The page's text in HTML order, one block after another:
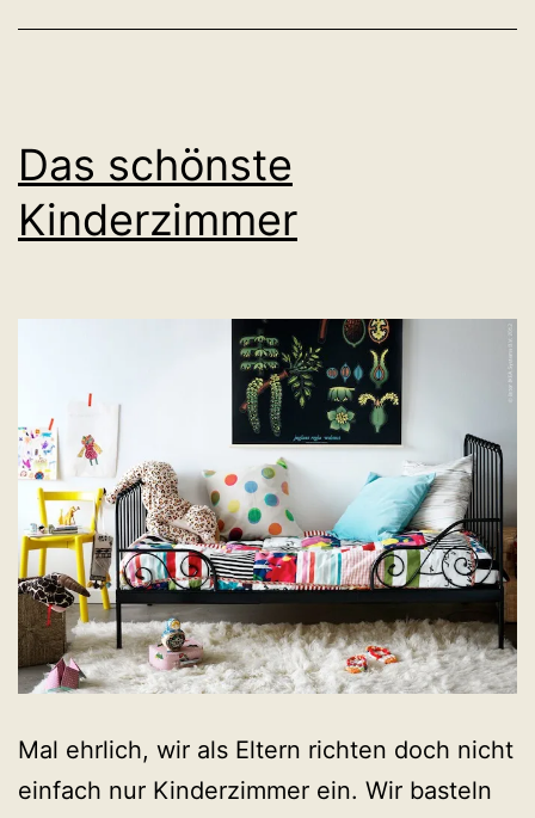
Das schönste
Kinderzimmer
Mal ehrlich, wir als Eltern richten doch nicht
einfach nur Kinderzimmer ein. Wir basteln